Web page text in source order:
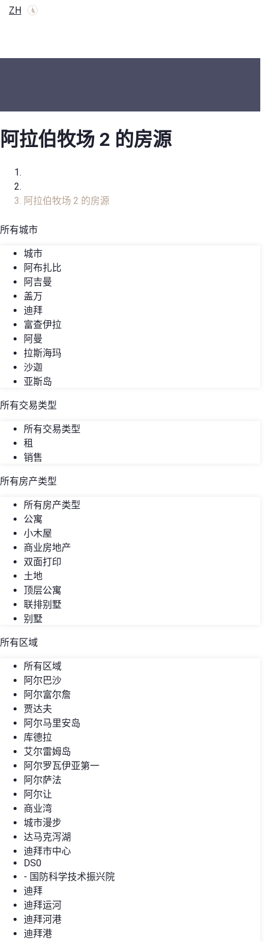
ZH
阿拉伯牧场 2 的房源
阿拉伯牧场 2 的房源
所有城市
城市
阿布扎比
阿吉曼
盖万
迪拜
富查伊拉
阿曼
拉斯海玛
沙迦
亚斯岛
所有交易类型
所有交易类型
租
销售
所有房产类型
所有房产类型
公寓
小木屋
商业房地产
双面打印
土地
顶层公寓
联排别墅
别墅
所有区域
所有区域
阿尔巴沙
阿尔富尔詹
贾达夫
阿尔马里安岛
库德拉
艾尔雷姆岛
阿尔罗瓦伊亚第一
阿尔萨法
阿尔让
商业湾
城市漫步
达马克泻湖
迪拜市中心
DS0
- 国防科学技术振兴院
迪拜
迪拜运河
迪拜河港
迪拜港